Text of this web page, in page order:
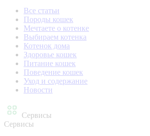
Все статьи
Породы кошек
Мечтаете о котенке
Выбираем котенка
Котенок дома
Здоровье кошек
Питание кошек
Поведение кошек
Уход и содержание
Новости
Сервисы
Сервисы